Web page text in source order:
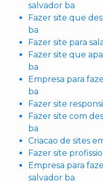
salvador ba
Fazer site que
ba
Fazer site para
Fazer site que
ba
Empresa para
ba
Fazer site
Fazer site com
ba
Criacao de sites
Fazer site
Empresa para
salvador ba